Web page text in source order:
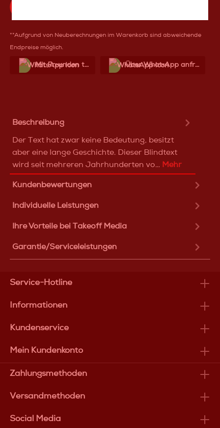
**Aufgrund von Neuberechnungen im Warenkorb sind abweichende
Endpreise möglich.
Mit Frеunden teilen Über WhatѕApp anfragеn
Beschreibung
Der Text hat zwar keine Bedeutung, besitzt
aber eine lange Geschichte. Dieser Blindtext
wird seit mehreren Jahrhunderten vo… Mehr
Kundenbewertungen
Individuelle Leistungen
Ihre Vorteile bei Takeoff Media
Garantie/Serviceleistungen
Service-Hotline
Informationen
Kundenservice
Mein Kundenkonto
Zahlungsmethoden
Versandmethoden
Social Media